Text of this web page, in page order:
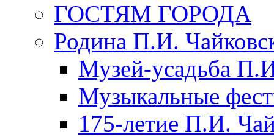
ГОСТЯМ ГОРОДА
Родина П.И.
Музей-усадьба
Музыкальные
175-летие П.И.